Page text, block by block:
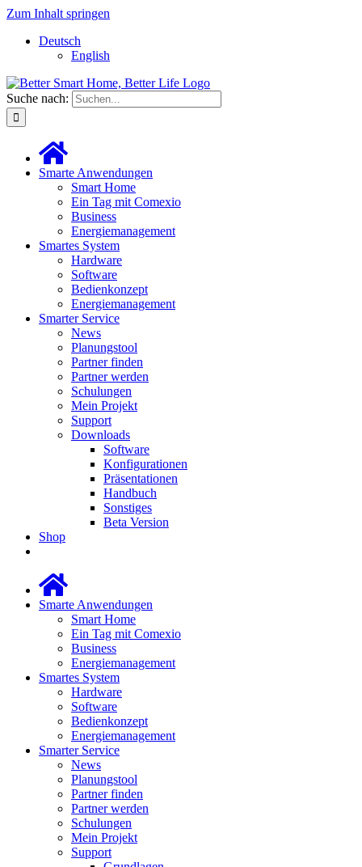
Zum Inhalt springen
Deutsch
English
Suche nach:
Smarte Anwendungen
Smart Home
Ein Tag mit Comexio
Business
Energiemanagement
Smartes System
Hardware
Software
Bedienkonzept
Energiemanagement
Smarter Service
News
Planungstool
Partner finden
Partner werden
Schulungen
Mein Projekt
Support
Downloads
Software
Konfigurationen
Präsentationen
Handbuch
Sonstiges
Beta Version
Shop
Smarte Anwendungen
Smart Home
Ein Tag mit Comexio
Business
Energiemanagement
Smartes System
Hardware
Software
Bedienkonzept
Energiemanagement
Smarter Service
News
Planungstool
Partner finden
Partner werden
Schulungen
Mein Projekt
Support